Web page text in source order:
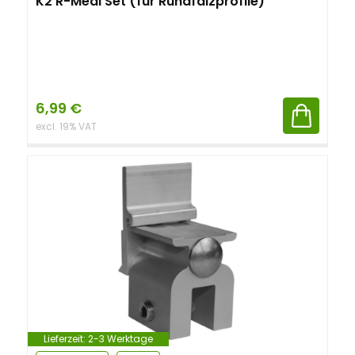
6,99 €
excl. 19% VAT
Lieferzeit: 2-3 Werktage